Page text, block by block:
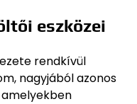
eszközei
rendkívül
nagyjából azonos